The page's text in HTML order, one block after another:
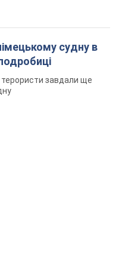
судну в
терористи завдали ще